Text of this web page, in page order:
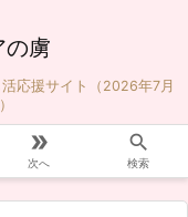
の虜
応援サイト（2026年7月

次へ

検索